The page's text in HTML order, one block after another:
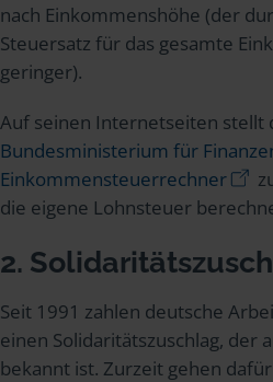
nach Einkommenshöhe (der
Steuersatz für das gesamte
geringer).
Auf seinen Internetseiten stellt
Bundesministerium für
Einkommensteuerrechner
die eigene Lohnsteuer
2.
Seit 1991 zahlen deutsche
einen Solidaritätszuschlag, der
bekannt ist. Zurzeit gehen